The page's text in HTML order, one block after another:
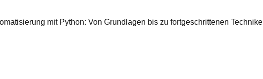
mit Python: Von Grundlagen bis zu fortgeschrittenen